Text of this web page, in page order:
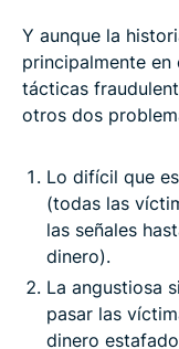
Y aunque la
principalmente
tácticas
otros dos
Lo difícil que
(todas las
las señales
dinero).
La angustiosa
pasar las
dinero